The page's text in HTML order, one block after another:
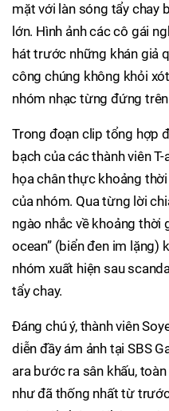
mặt với làn sóng tẩy chay
lớn. Hình ảnh các cô gái
hát trước những khán giả
công chúng không khỏi
nhóm nhạc từng đứng
Trong đoạn clip tổng hợp
bạch của các thành viên
họa chân thực khoảng
của nhóm. Qua từng lời
ngào nhắc về khoảng thời
ocean” (biển đen im lặng)
nhóm xuất hiện sau
tẩy chay.
Đáng chú ý, thành viên
diễn đầy ám ảnh tại SBS
ara bước ra sân khấu,
như đã thống nhất từ